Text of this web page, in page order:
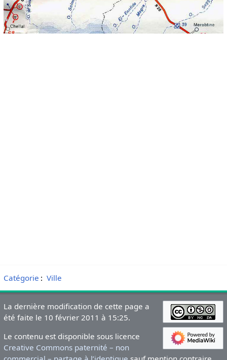
Catégorie : Ville
La dernière modification de cette page a
été faite le 10 février 2011 à 15:25.
Le contenu est disponible sous licence
Creative Commons paternité – non